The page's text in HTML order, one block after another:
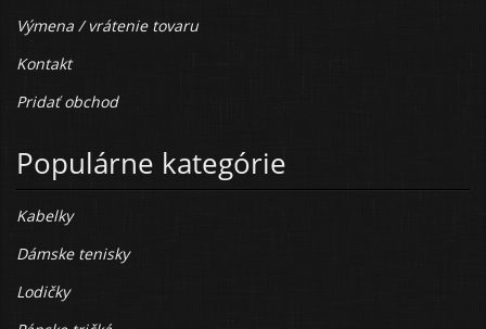
Výmena / vrátenie tovaru
Kontakt
Pridať obchod
Populárne kategórie
Kabelky
Dámske tenisky
Lodičky